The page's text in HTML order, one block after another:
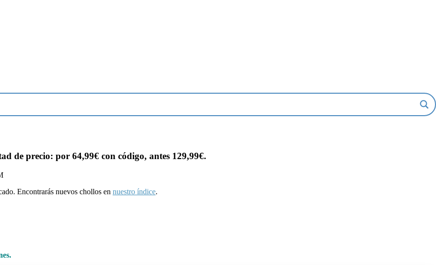
de precio: por 64,99€ con código, antes 129,99€.
Encontrarás nuevos chollos en nuestro índice.